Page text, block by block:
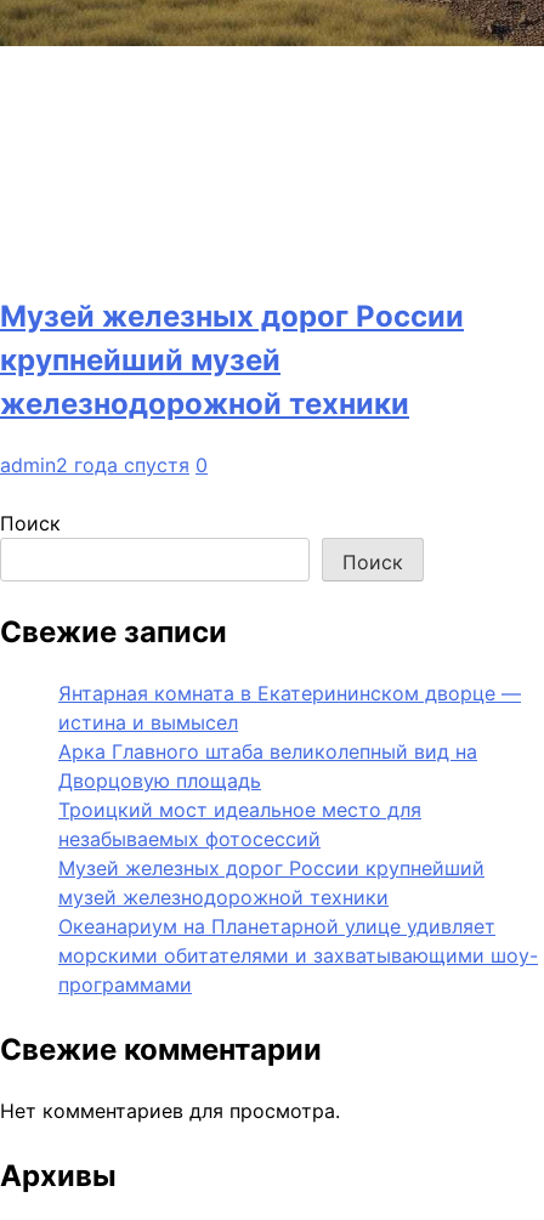
Музей железных дорог России
крупнейший музей
железнодорожной техники
admin2 года спустя 0
Поиск
Поиск
Свежие записи
Янтарная комната в Екатерининском дворце —
истина и вымысел
Арка Главного штаба великолепный вид на
Дворцовую площадь
Троицкий мост идеальное место для
незабываемых фотосессий
Музей железных дорог России крупнейший
музей железнодорожной техники
Океанариум на Планетарной улице удивляет
морскими обитателями и захватывающими шоу-
программами
Свежие комментарии
Нет комментариев для просмотра.
Архивы